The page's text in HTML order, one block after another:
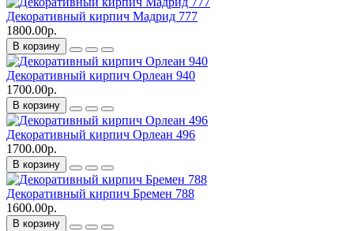
Декоративный кирпич Мадрид 777
1800.00р.
В корзину
Декоративный кирпич Орлеан 940
1700.00р.
В корзину
Декоративный кирпич Орлеан 496
1700.00р.
В корзину
Декоративный кирпич Бремен 788
1600.00р.
В корзину